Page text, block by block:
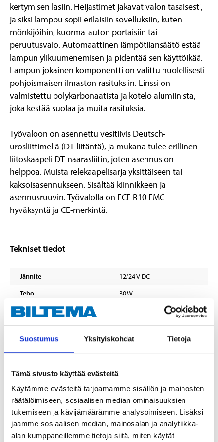
Suostumus Yksityiskohdat Tietoja
Tämä sivusto käyttää evästeitä
Käytämme evästeitä tarjoamamme sisällön ja mainosten
räätälöimiseen, sosiaalisen median ominaisuuksien
tukemiseen ja kävijämäärämme analysoimiseen. Lisäksi
jaamme sosiaalisen median, mainosalan ja analytiikka-
alan kumppaneillemme tietoja siitä, miten käytät
kertymisen lasiin. Heijastimet jakavat valon tasaisesti,
ja siksi lamppu sopii erilaisiin sovelluksiin, kuten
mönkijöihin, kuorma-auton portaisiin tai
peruutusvalo. Automaattinen lämpötilansäätö estää
lampun ylikuumenemisen ja pidentää sen käyttöikää.
Lampun jokainen komponentti on valittu huolellisesti
pohjoismaisen ilmaston rasituksiin. Linssi on
valmistettu polykarbonaatista ja kotelo alumiinista,
joka kestää suolaa ja muita rasituksia.
Työvaloon on asennettu vesitiivis Deutsch-
urosliittimellä (DT-liitäntä), ja mukana tulee erillinen
liitoskaapeli DT-naarasliitin, joten asennus on
helppoa. Muista relekaapelisarja yksittäiseen tai
kaksoisasennukseen. Sisältää kiinnikkeen ja
asennusruuvin. Työvalolla on ECE R10 EMC -
hyväksyntä ja CE-merkintä.
Tekniset tiedot
Jännite
12/24 V DC
Teho
30 W
LED-tyyppi
6 x 5 W OSRAM LED
Valaisukulma
Leveä
Valovoima
3180 lm (Teoreettinen)
Värilämpötila
Virrankulutus
1,7 A (12 V)
Virrankulutus
0,87 A (24 V)
Kotelointiluokka
IP68 + IP69K